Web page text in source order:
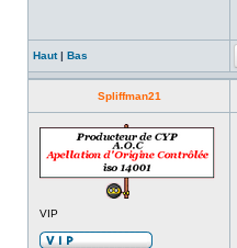
Haut| Bas
Spliffman21
VIP